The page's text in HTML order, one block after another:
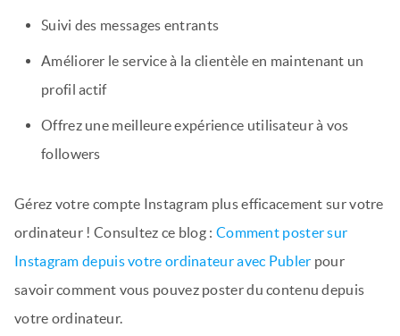
Suivi des messages entrants
Améliorer le service à la clientèle en maintenant un
profil actif
Offrez une meilleure expérience utilisateur à vos
followers
Gérez votre compte Instagram plus efficacement sur votre
ordinateur ! Consultez ce blog : Comment poster sur
Instagram depuis votre ordinateur avec Publer pour
savoir comment vous pouvez poster du contenu depuis
votre ordinateur.